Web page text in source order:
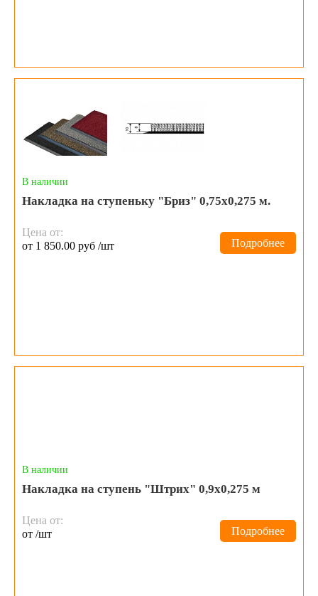
В наличии
Накладка на ступеньку "Бриз" 0,75x0,275 м.
Цена от:
от 1 850.00 руб /шт
Подробнее
В наличии
Накладка на ступень "Штрих" 0,9х0,275 м
Цена от:
от /шт
Подробнее